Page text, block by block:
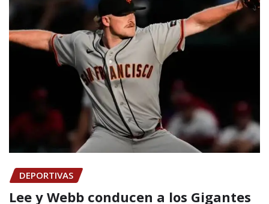
DEPORTIVAS
Lee y Webb conducen a los Gigantes